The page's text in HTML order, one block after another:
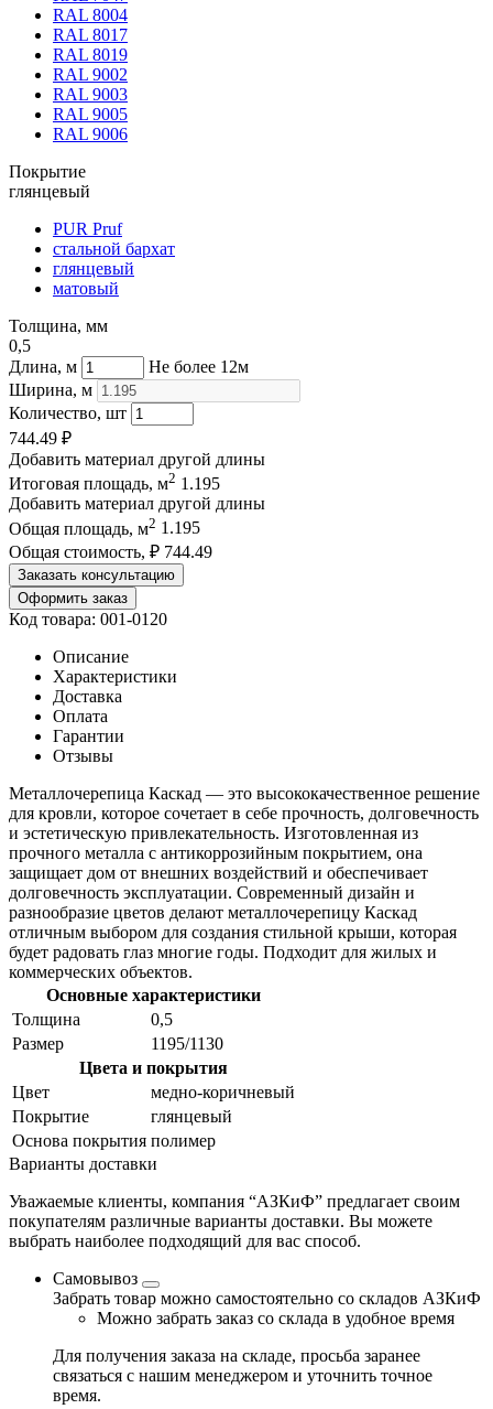
RAL 8004
RAL 8017
RAL 8019
RAL 9002
RAL 9003
RAL 9005
RAL 9006
Покрытие
глянцевый
PUR Pruf
стальной бархат
глянцевый
матовый
Толщина, мм
0,5
Длина, м
Не более 12м
Ширина, м
Количество, шт
744.49 ₽
Добавить материал другой длины
Итоговая площадь, м2 1.195
Добавить материал другой длины
Общая площадь, м2 1.195
Общая стоимость, ₽ 744.49
Заказать консультацию
Оформить заказ
Код товара: 001-0120
Описание
Характеристики
Доставка
Оплата
Гарантии
Отзывы
Металлочерепица Каскад — это высококачественное решение
для кровли, которое сочетает в себе прочность, долговечность
и эстетическую привлекательность. Изготовленная из
прочного металла с антикоррозийным покрытием, она
защищает дом от внешних воздействий и обеспечивает
долговечность эксплуатации. Современный дизайн и
разнообразие цветов делают металлочерепицу Каскад
отличным выбором для создания стильной крыши, которая
будет радовать глаз многие годы. Подходит для жилых и
коммерческих объектов.
Основные характеристики
Толщина
0,5
Размер
1195/1130
Цвета и покрытия
Цвет
медно-коричневый
Покрытие
глянцевый
Основа покрытия полимер
Варианты доставки
Уважаемые клиенты, компания “АЗКиФ” предлагает своим
покупателям различные варианты доставки. Вы можете
выбрать наиболее подходящий для вас способ.
Самовывоз
Забрать товар можно самостоятельно со складов АЗКиФ
Можно забрать заказ со склада в удобное время
Для получения заказа на складе, просьба заранее
связаться с нашим менеджером и уточнить точное
время.